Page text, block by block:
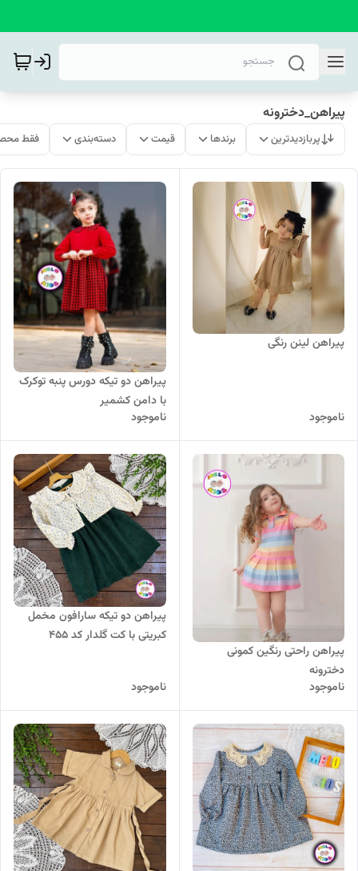
پیراهن_دخترونه
پربازدیدترین برندها قیمت دسته‌بندی فقط
پیراهن لینن رنگی
ناموجود
پیراهن دو تیکه دورس پنبه توکرک
با دامن کشمیر
ناموجود
پیراهن راحتی رنگین کمونی
دخترونه
ناموجود
پیراهن دو تیکه سارافون مخمل
کبریتی با کت گلدار کد 455
ناموجود